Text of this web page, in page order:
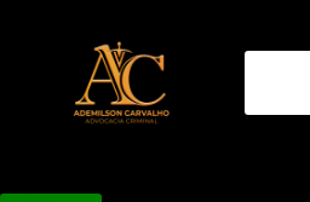
conteúdo